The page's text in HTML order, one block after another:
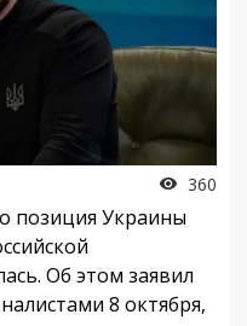
360
позиция Украины
Об этом заявил
8 октября,